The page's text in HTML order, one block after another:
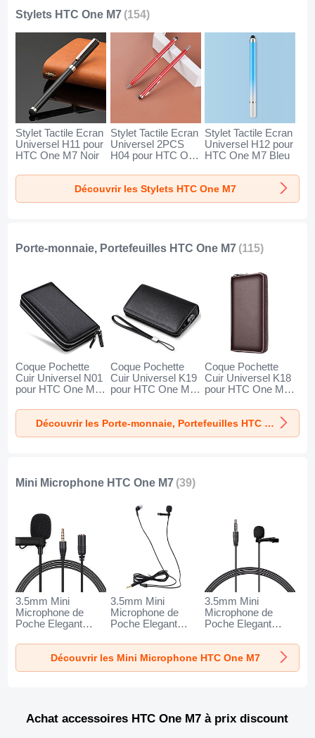
Stylets HTC One M7 (154)
Stylet Tactile Ecran
Universel H11 pour
HTC One M7 Noir
Stylet Tactile Ecran
Universel 2PCS
H04 pour HTC One
Stylet Tactile Ecran
Universel H12 pour
HTC One M7 Bleu
Découvrir les Stylets HTC One M7
Porte-monnaie, Portefeuilles HTC One M7 (115)
Coque Pochette
Cuir Universel N01
pour HTC One M7
Coque Pochette
Cuir Universel K19
pour HTC One M7
Coque Pochette
Cuir Universel K18
pour HTC One M7
Découvrir les Porte-monnaie, Portefeuilles HTC One M7
Mini Microphone HTC One M7 (39)
3.5mm Mini
Microphone de
Poche Elegant
Parleur K06 pour
HTC One M7 Noir
3.5mm Mini
Microphone de
Poche Elegant
Parleur K05 pour
HTC One M7 Noir
3.5mm Mini
Microphone de
Poche Elegant
Parleur K08 pour
HTC One M7 Noir
Découvrir les Mini Microphone HTC One M7
Achat accessoires HTC One M7 à prix discount